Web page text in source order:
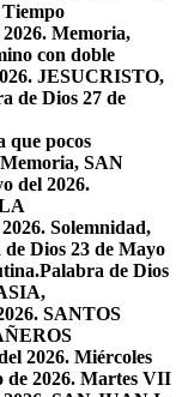
Memoria,
con doble
JESUCRISTO,
de Dios 27 de
que pocos
SAN
del 2026.
Solemnidad,
Dios 23 de Mayo
Palabra de Dios
SANTOS
2026. Miércoles
de 2026. Martes VII